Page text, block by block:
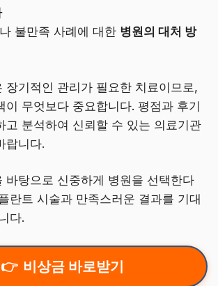
불만족 사례에 대한 병원의 대처 방
장기적인 관리가 필요한 치료이므로,
이 무엇보다 중요합니다. 평점과 후기
고 분석하여 신뢰할 수 있는 의료기관
랍니다.
바탕으로 신중하게 병원을 선택한다
란트 시술과 만족스러운 결과를 기대
다.
비상금 바로받기